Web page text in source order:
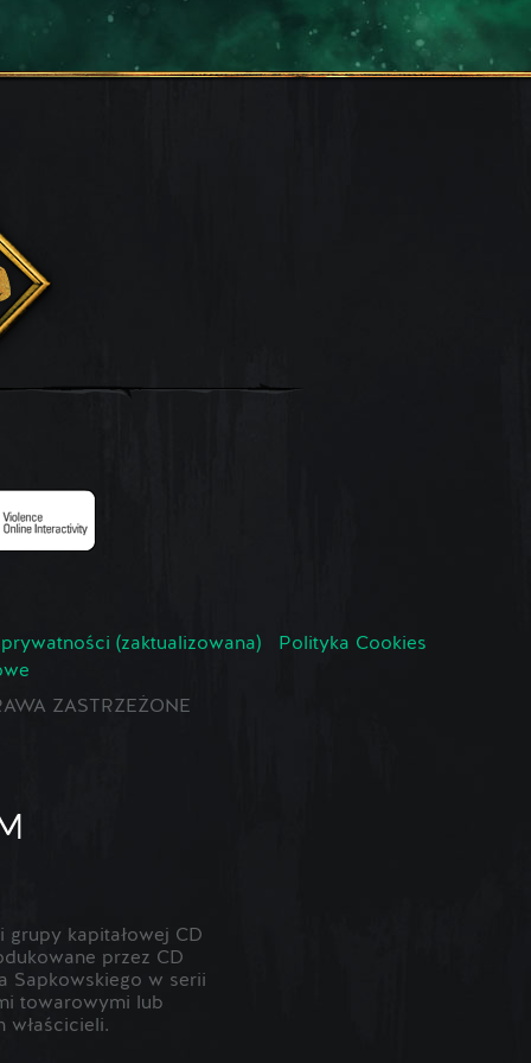
(zaktualizowana)
Polityka Cookies
ZASTRZEŻONE
kapitałowej CD
przez CD
Sapkowskiego w serii
towarowymi lub
właścicieli.